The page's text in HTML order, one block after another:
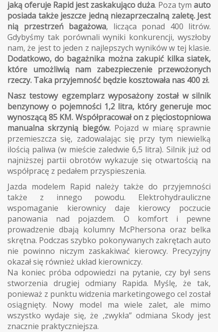
jaką oferuje Rapid jest zaskakująco duża. Poza tym auto
posiada także jeszcze jedną niezaprzeczalną zaletę. Jest
nią przestrzeń bagażowa, licząca ponad 400 litrów.
Gdybyśmy tak porównali wyniki konkurencji, wyszłoby
nam, że jest to jeden z najlepszych wyników w tej klasie.
Dodatkowo, do bagażnika można zakupić kilka siatek,
które umożliwią nam zabezpieczenie przewożonych
rzeczy. Taka przyjemność będzie kosztowała nas 400 zł.
Nasz testowy egzemplarz wyposażony został w silnik
benzynowy o pojemności 1,2 litra, który generuje moc
wynoszącą 85 KM. Współpracował on z pięciostopniowa
manualna skrzynią biegów. Pojazd w miarę sprawnie
przemieszcza się, zadowalając się przy tym niewielką
ilością paliwa (w mieście zaledwie 6,5 litra). Silnik już od
najniższej partii obrotów wykazuje się otwartością na
współpracę z pedałem przyspieszenia.
Jazda modelem Rapid należy także do przyjemności
także z innego powodu. Elektrohydrauliczne
wspomaganie kierownicy daje kierowcy poczucie
panowania nad pojazdem. O komfort i pewne
prowadzenie dbają kolumny McPhersona oraz belka
skrętna. Podczas szybko pokonywanych zakrętach auto
nie powinno niczym zaskakiwać kierowcy. Precyzyjny
okazał się również układ kierowniczy.
Na koniec próba odpowiedzi na pytanie, czy był sens
stworzenia drugiej odmiany Rapida. Myślę, że tak,
ponieważ z punktu widzenia marketingowego cel został
osiągnięty. Nowy model ma wiele zalet, ale mimo
wszystko wydaje się, że ,zwykła” odmiana Skody jest
znacznie praktyczniejsza.